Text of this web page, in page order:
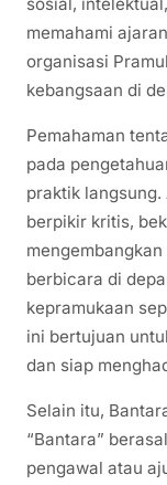
memahami
organisasi
kebangsaan di
Pemahaman
pada
praktik
berpikir kritis,
berbicara di
kepramukaan
ini bertujuan
dan siap
Selain itu,
“Bantara”
pengawal atau